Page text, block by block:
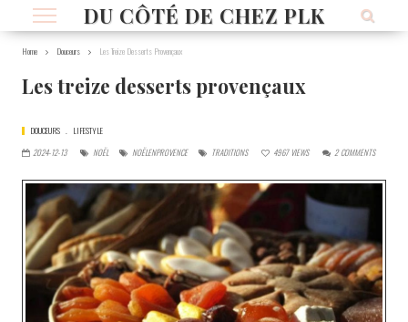
DU CÔTÉ DE CHEZ PLK
Home Douceurs Les Treize Desserts Provençaux
Les treize desserts provençaux
DOUCEURS
LIFESTYLE
2024-12-13
NOËL NOËLENPROVENCE TRADITIONS 4967 VIEWS 2 COMMENTS